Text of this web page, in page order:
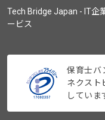
Tech Bridge Japan - IT企
ービス
保育士バ
ネクスト
していま